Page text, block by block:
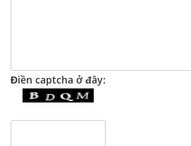
Điền captcha ở đây: